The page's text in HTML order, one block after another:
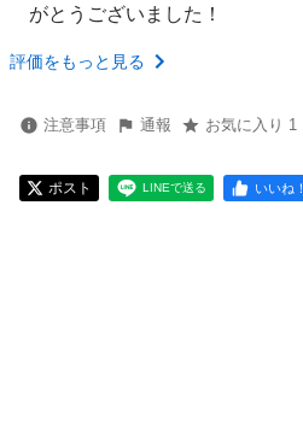
がとうございました！
評価をもっと見る
注意事項 通報 お気に入り 1
ポスト LINEで送る いいね！